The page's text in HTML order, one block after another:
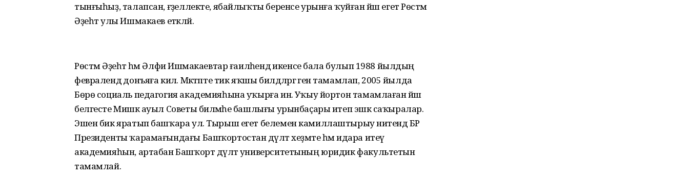
тынғыһыҙ, талапсан, ғәҙеллекте, ябайлыҡты беренсе урынға ҡуйған йәш егет Рөстәм
Әҙеһәт улы Ишмакаев етәкләй.
Рөстәм Әҙеһәт һәм Әлфиә Ишмакаевтар ғаиләһендә икенсе бала булып 1988 йылдың
февралендә донъяға килә. Мәктәпте тик яҡшы билдәләргә генә тамамлап, 2005 йылда
Бөрө социаль педагогия академияһына уҡырға инә. Уҡыу йортон тамамлаған йәш
белгесте Мишкә ауыл Советы биләмәһе башлығы урынбаҫары итеп эшкә саҡыралар.
Эшен бик яратып башҡара ул. Тырыш егет белемен камиллаштырыу ниәтендә БР
Президенты ҡарамағындағы Башҡортостан дәүләт хеҙмәте һәм идара итеү
академияһын, артабан Башҡорт дәүләт университетының юридик факультетын
тамамлай.